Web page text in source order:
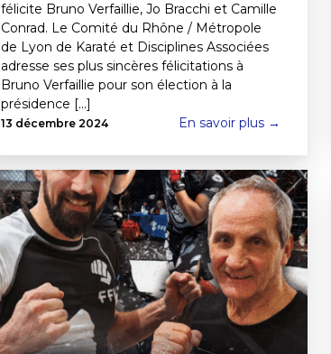
félicite Bruno Verfaillie, Jo Bracchi et Camille
Conrad. Le Comité du Rhône / Métropole
de Lyon de Karaté et Disciplines Associées
adresse ses plus sincères félicitations à
Bruno Verfaillie pour son élection à la
présidence [...]
13 décembre 2024 En savoir plus →